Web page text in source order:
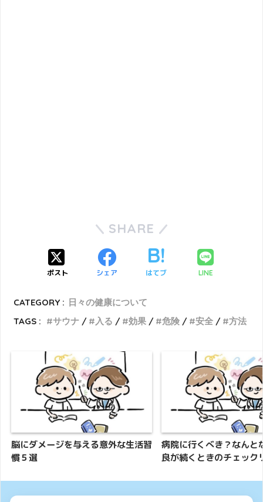
SHARE
ポスト シェア はてブ LINE
CATEGORY : 日々の健康について
TAGS :
サウナ 入る 効果 危険 安全 方法
脳にダメージを与える意外な生活習
慣５選
病院に行くべき？なんと
良が続くときのチェック